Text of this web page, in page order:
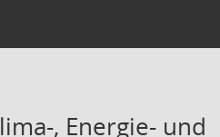
, Energie- und